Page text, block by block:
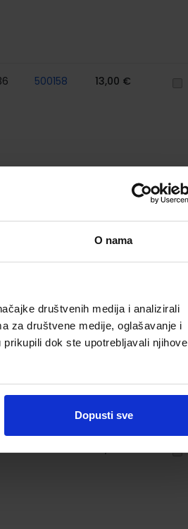
O nama
društvenih medija i analizirali
za društvene medije, oglašavanje i
dok ste upotrebljavali njihove
Dopusti sve
500158 13,00 €
500239 23,78 €
500239 10,50 €